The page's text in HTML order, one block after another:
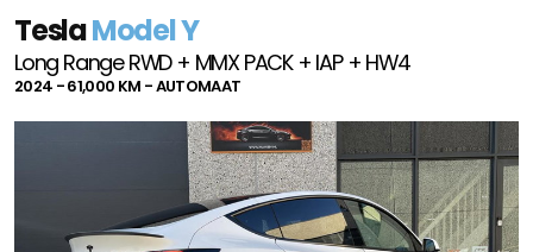
TeslaModel Y
Long Range RWD + MMX PACK + IAP + HW4
2024 - 61,000 KM - AUTOMAAT